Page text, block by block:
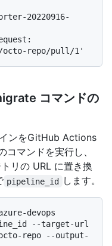
20220916-
コマンドの
ンをGitHub Actions
マンドを実行し、
リの URL に置き換
pipeline_id します。
devops
--target-url
repo --output-